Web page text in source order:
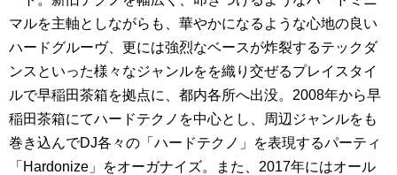
マルを主軸としながらも、華やかになるような心地の良い
ハードグルーヴ、更には強烈なベースが炸裂するテックダ
ンスといった様々なジャンルをを織り交ぜるプレイスタイ
ルで早稲田茶箱を拠点に、都内各所へ出没。2008年から早
稲田茶箱にてハードテクノを中心とし、周辺ジャンルをも
巻き込んでDJ各々の「ハードテクノ」を表現するパーティ
「Hardonize」をオーガナイズ。また、2017年にはオール